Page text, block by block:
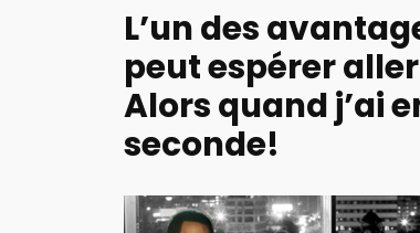
L’un des
peut espérer
Alors quand j’ai
seconde!